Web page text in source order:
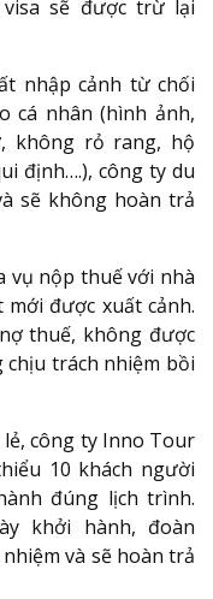
sẽ được trừ lại
nhập cảnh từ chối
cá nhân (hình ảnh,
không rỏ rang, hộ
định….), công ty du
sẽ không hoàn trả
vụ nộp thuế với nhà
được xuất cảnh.
thuế, không được
trách nhiệm bồi
công ty Inno Tour
10 khách người
đúng lịch trình.
khởi hành, đoàn
và sẽ hoàn trả